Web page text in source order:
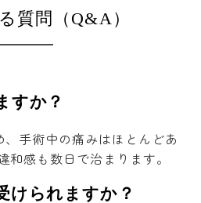
質問（Q&A）
すか？
手術中の痛みはほとんどあ
和感も数日で治まります。
けられますか？